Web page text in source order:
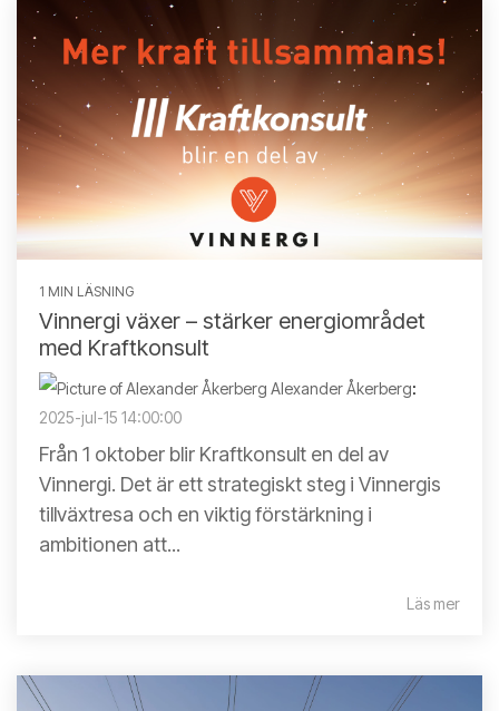
1 MIN LÄSNING
Vinnergi växer – stärker energiområdet
med Kraftkonsult
Alexander Åkerberg:
2025-jul-15 14:00:00
Från 1 oktober blir Kraftkonsult en del av
Vinnergi. Det är ett strategiskt steg i Vinnergis
tillväxtresa och en viktig förstärkning i
ambitionen att...
Läs mer